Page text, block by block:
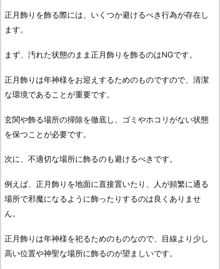
正月飾りを飾る際には、いくつか避けるべき行為が存在し
ます。
まず、汚れた状態のまま正月飾りを飾るのはNGです。
正月飾りは年神様をお迎えするためのものですので、清潔
な環境であることが重要です。
玄関や飾る場所の掃除を徹底し、ゴミやホコリがない状態
を保つことが必要です。
次に、不適切な場所に飾るのも避けるべきです。
例えば、正月飾りを地面に直接置いたり、人が頻繁に通る
場所で邪魔になるように飾ったりするのは良くありませ
ん。
正月飾りは年神様を祀るためのものなので、目線より少し
高い位置や神聖な場所に飾るのが望ましいです。